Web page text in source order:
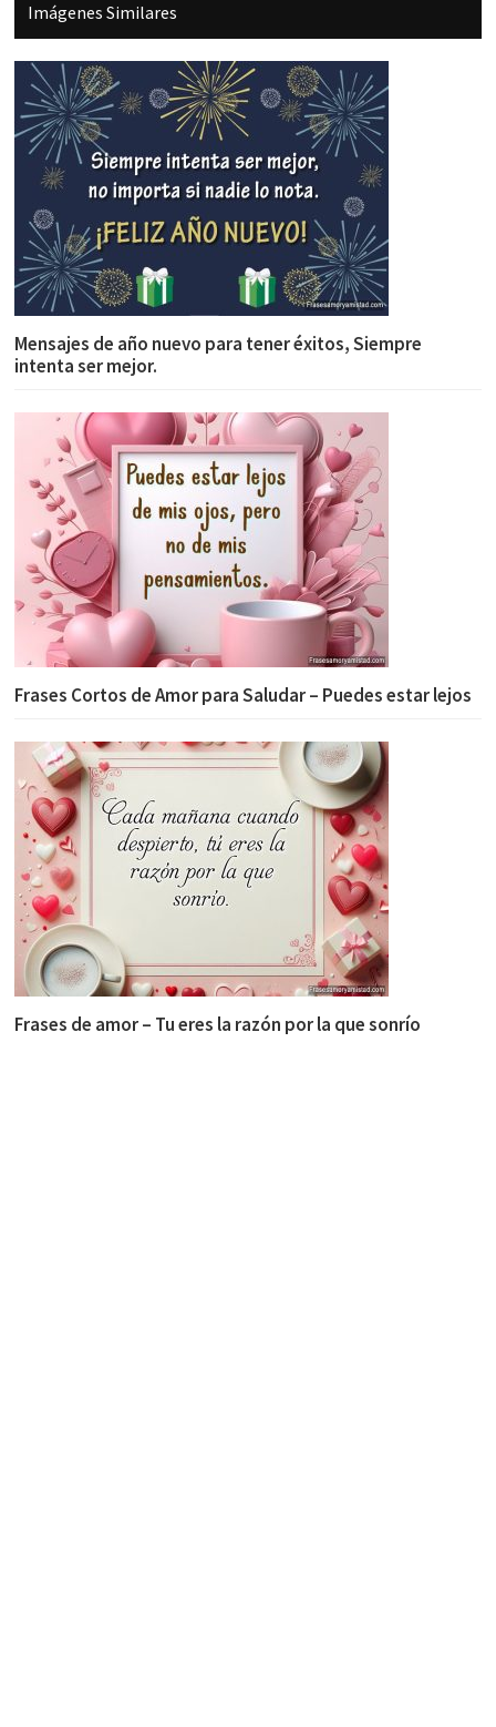
Imágenes Similares
Mensajes de año nuevo para tener éxitos, Siempre
intenta ser mejor.
Frases Cortos de Amor para Saludar – Puedes estar lejos
Frases de amor – Tu eres la razón por la que sonrío